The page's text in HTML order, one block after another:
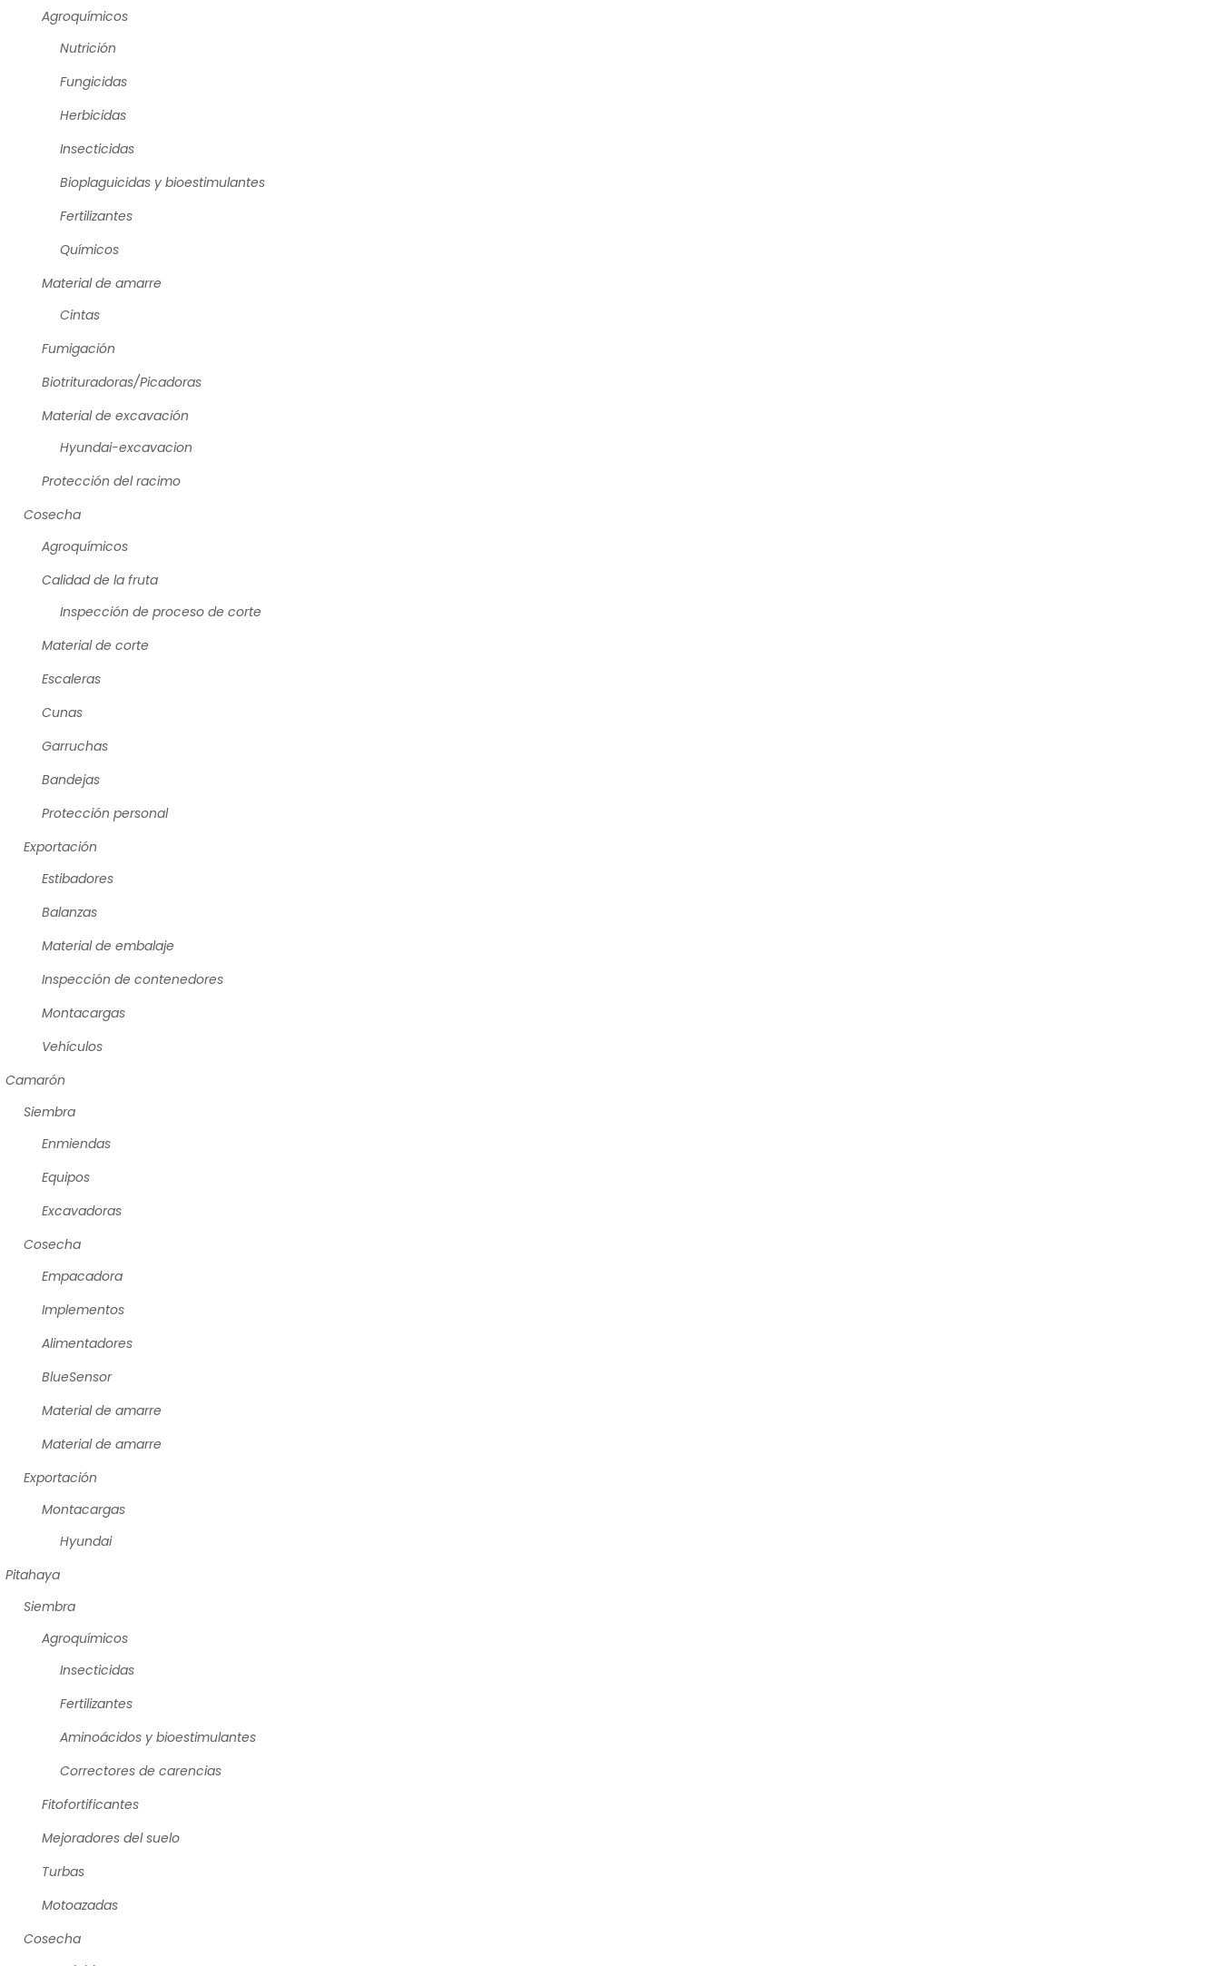
Agroquímicos
Nutrición
Fungicidas
Herbicidas
Insecticidas
Bioplaguicidas y bioestimulantes
Fertilizantes
Químicos
Material de amarre
Cintas
Fumigación
Biotrituradoras/Picadoras
Material de excavación
Hyundai-excavacion
Protección del racimo
Cosecha
Agroquímicos
Calidad de la fruta
Inspección de proceso de corte
Material de corte
Escaleras
Cunas
Garruchas
Bandejas
Protección personal
Exportación
Estibadores
Balanzas
Material de embalaje
Inspección de contenedores
Montacargas
Vehículos
Camarón
Siembra
Enmiendas
Equipos
Excavadoras
Cosecha
Empacadora
Implementos
Alimentadores
BlueSensor
Material de amarre
Material de amarre
Exportación
Montacargas
Hyundai
Pitahaya
Siembra
Agroquímicos
Insecticidas
Fertilizantes
Aminoácidos y bioestimulantes
Correctores de carencias
Fitofortificantes
Mejoradores del suelo
Turbas
Motoazadas
Cosecha